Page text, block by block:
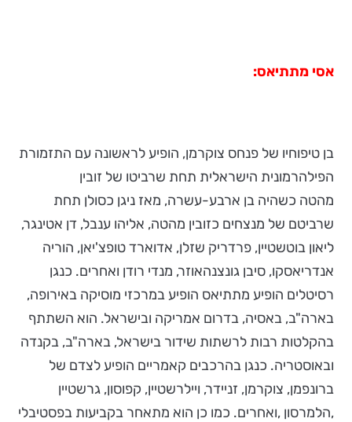
אסי מתתיאס:
בן טיפוחיו של פנחס צוקרמן, הופיע לראשונה עם התזמורת
הפילהרמונית הישראלית תחת שרביטו של זובין
מהטה כשהיה בן ארבע-עשרה, מאז ניגן כסולן תחת
שרביטם של מנצחים כזובין מהטה, אליהו ענבל, דן אטינגר,
ליאון בוטשטיין, פרדריק שזלן, אדוארד טופצ'יאן, הוריה
אנדריאסקו, סיבן גונצנהאוזר, מנדי רודן ואחרים. כנגן
רסיטלים הופיע מתתיאס הופיע במרכזי מוסיקה באירופה,
בארה"ב, באסיה, בדרום אמריקה ובישראל. הוא השתתף
בהקלטות רבות לרשתות שידור בישראל, בארה"ב, בקנדה
ובאוסטריה. כנגן בהרכבים קאמריים הופיע לצדם של
ברונפמן, צוקרמן, זניידר, ויילרשטיין, קפוסון, גרשטיין
,הלמרסון ,ואחרים. כמו כן הוא מתאחר בקביעות בפסטיבלי